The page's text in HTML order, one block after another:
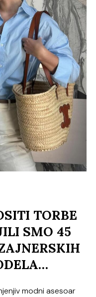
TORBE
SMO 45
modni asesoar